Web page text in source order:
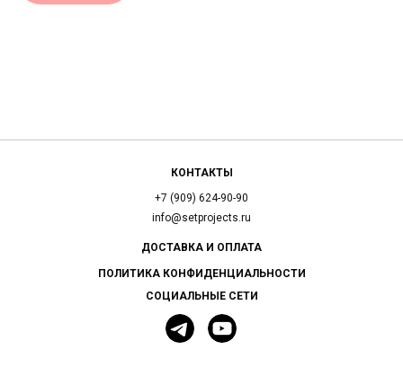
КОНТАКТЫ
+7 (909) 624-90-90
info@setprojects.ru
СОЦИАЛЬНЫЕ СЕТИ
ДОСТАВКА И ОПЛАТА
ПОЛИТИКА КОНФИДЕНЦИАЛЬНОСТИ